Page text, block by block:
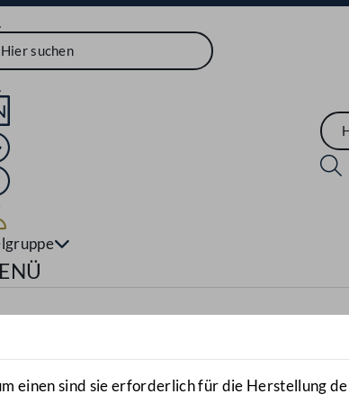
English
Hilfe
öffnen
einen sind sie erforderlich für die Herstellung